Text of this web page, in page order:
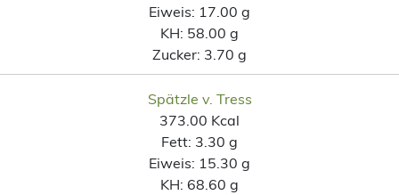
Eiweis: 17.00 g
KH: 58.00 g
Zucker: 3.70 g
Spätzle v. Tress
373.00 Kcal
Fett: 3.30 g
Eiweis: 15.30 g
KH: 68.60 g